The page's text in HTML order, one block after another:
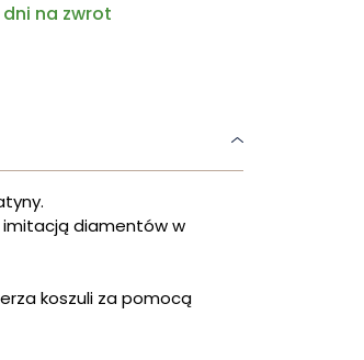
dni na zwrot
imitacją diamentów w
koszuli za pomocą